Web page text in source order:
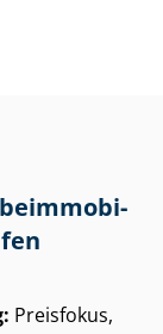
Preisfokus,